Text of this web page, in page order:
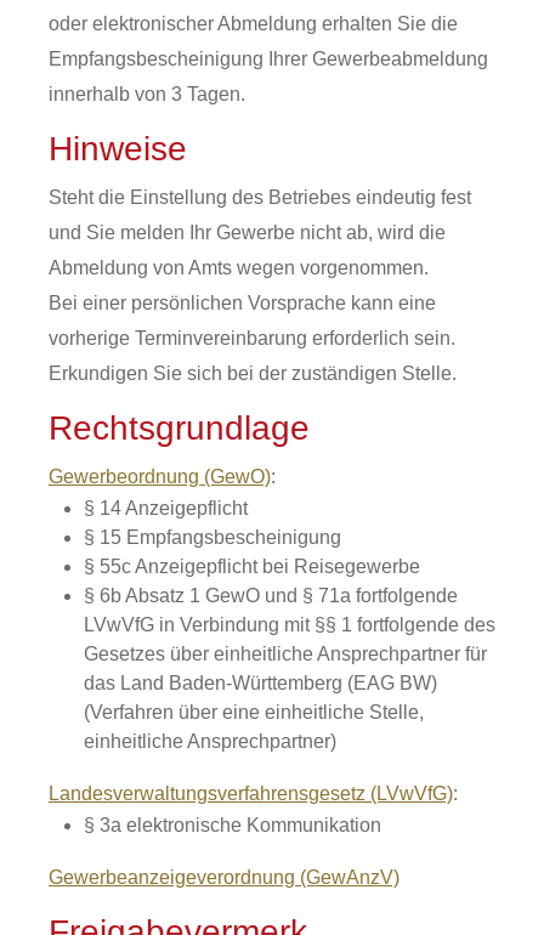
oder elektronischer Abmeldung erhalten Sie die
Empfangsbescheinigung Ihrer Gewerbeabmeldung
innerhalb von 3 Tagen.
Hinweise
Steht die Einstellung des Betriebes eindeutig fest
und Sie melden Ihr Gewerbe nicht ab, wird die
Abmeldung von Amts wegen vorgenommen.
Bei einer persönlichen Vorsprache kann eine
vorherige Terminvereinbarung erforderlich sein.
Erkundigen Sie sich bei der zuständigen Stelle.
Rechtsgrundlage
Gewerbeordnung (GewO):
§ 14 Anzeigepflicht
§ 15 Empfangsbescheinigung
§ 55c Anzeigepflicht bei Reisegewerbe
§ 6b Absatz 1 GewO und § 71a fortfolgende
LVwVfG in Verbindung mit §§ 1 fortfolgende des
Gesetzes über einheitliche Ansprechpartner für
das Land Baden-Württemberg (EAG BW)
(Verfahren über eine einheitliche Stelle,
einheitliche Ansprechpartner)
Landesverwaltungsverfahrensgesetz (LVwVfG):
§ 3a elektronische Kommunikation
Gewerbeanzeigeverordnung (GewAnzV)